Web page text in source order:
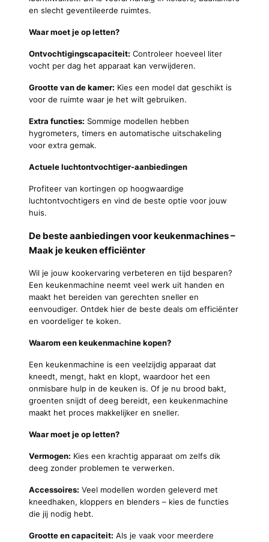
en slecht geventileerde ruimtes.
Waar moet je op letten?
Ontvochtigingscapaciteit: Controleer hoeveel liter
vocht per dag het apparaat kan verwijderen.
Grootte van de kamer: Kies een model dat geschikt is
voor de ruimte waar je het wilt gebruiken.
Extra functies: Sommige modellen hebben
hygrometers, timers en automatische uitschakeling
voor extra gemak.
Actuele luchtontvochtiger-aanbiedingen
Profiteer van kortingen op hoogwaardige
luchtontvochtigers en vind de beste optie voor jouw
huis.
De beste aanbiedingen voor keukenmachines –
Maak je keuken efficiënter
Wil je jouw kookervaring verbeteren en tijd besparen?
Een keukenmachine neemt veel werk uit handen en
maakt het bereiden van gerechten sneller en
eenvoudiger. Ontdek hier de beste deals om efficiënter
en voordeliger te koken.
Waarom een keukenmachine kopen?
Een keukenmachine is een veelzijdig apparaat dat
kneedt, mengt, hakt en klopt, waardoor het een
onmisbare hulp in de keuken is. Of je nu brood bakt,
groenten snijdt of deeg bereidt, een keukenmachine
maakt het proces makkelijker en sneller.
Waar moet je op letten?
Vermogen: Kies een krachtig apparaat om zelfs dik
deeg zonder problemen te verwerken.
Accessoires: Veel modellen worden geleverd met
kneedhaken, kloppers en blenders – kies de functies
die jij nodig hebt.
Grootte en capaciteit: Als je vaak voor meerdere